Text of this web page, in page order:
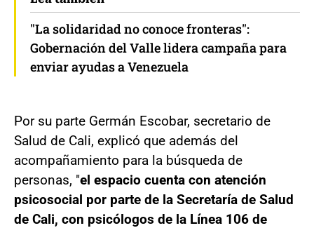
"La solidaridad no conoce fronteras":
Gobernación del Valle lidera campaña para
enviar ayudas a Venezuela
Por su parte Germán Escobar, secretario de
Salud de Cali, explicó que además del
acompañamiento para la búsqueda de
personas, "el espacio cuenta con atención
psicosocial por parte de la Secretaría de Salud
de Cali, con psicólogos de la Línea 106 de